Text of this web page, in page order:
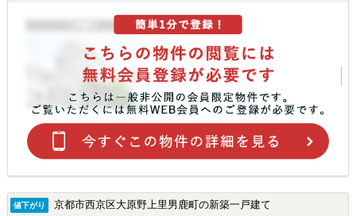
値下がり 京都市西京区大原野上里男鹿町の新築一戸建て